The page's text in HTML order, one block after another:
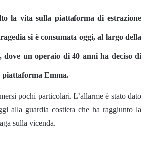
la vita sulla piattaforma di estrazione
si è consumata oggi, al largo della
dove un operaio di 40 anni ha deciso di
piattaforma Emma.
pochi particolari. L’allarme è stato dato
alla guardia costiera che ha raggiunto la
sulla vicenda.